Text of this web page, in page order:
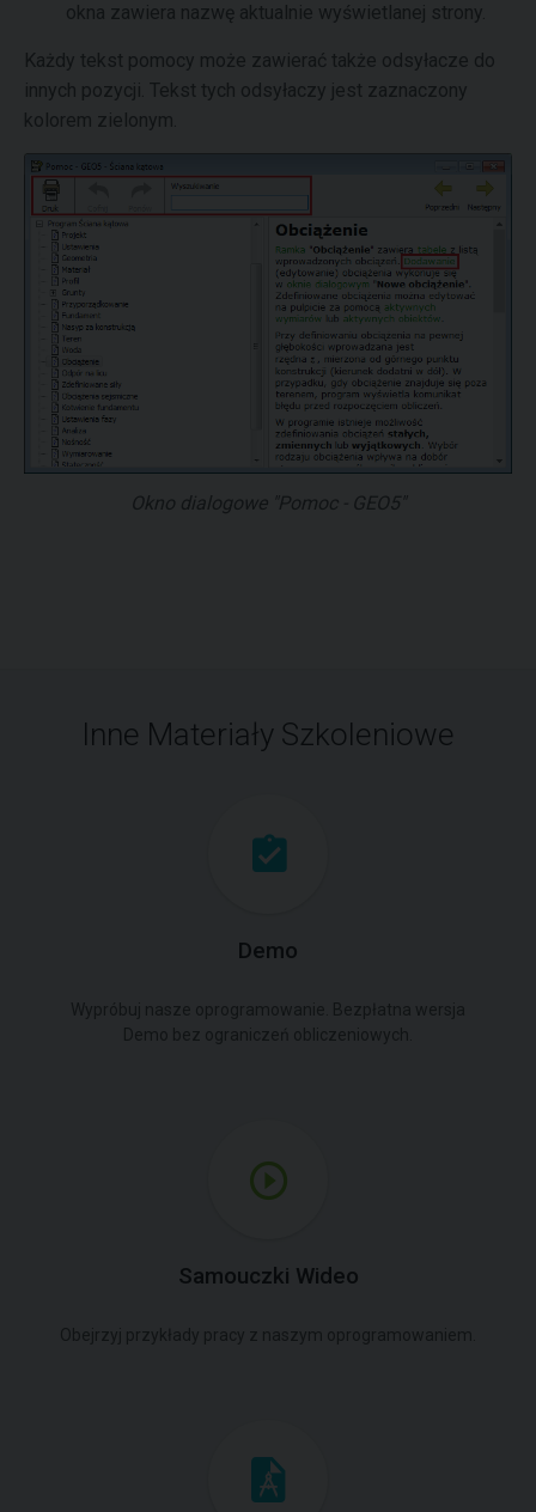
okna zawiera nazwę aktualnie wyświetlanej strony.
Każdy tekst pomocy może zawierać także odsyłacze do
innych pozycji. Tekst tych odsyłaczy jest zaznaczony
kolorem zielonym.
Okno dialogowe "Pomoc - GEO5"
Inne Materiały Szkoleniowe
Demo
Samouczki Wideo